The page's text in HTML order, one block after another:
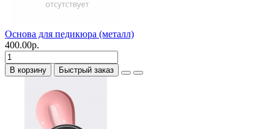
Основа для педикюра (металл)
400.00р.
В корзину Быстрый заказ